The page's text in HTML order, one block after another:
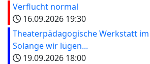
Verflucht normal
16.09.2026 19:30
Theaterpädagogische Werkstatt
Solange wir lügen...
19.09.2026 18:00